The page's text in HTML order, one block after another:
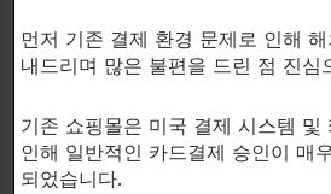
벤)을 함유하였습니다.
-단백질합성촉진 & 근육 회복력 향
-근육크기,근육섬유질크기,세포크
먼저 기존 결제 환경 문제로 인해
내드리며 많은 불편을 드린 점 진심
기존 쇼핑몰은 미국 결제 시스템 및
인해 일반적인 카드결제 승인이 매
되었습니다.